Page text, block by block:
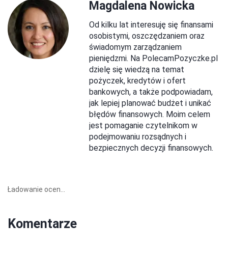
Magdalena Nowicka
Od kilku lat interesuję się finansami
osobistymi, oszczędzaniem oraz
świadomym zarządzaniem
pieniędzmi. Na PolecamPozyczke.pl
dzielę się wiedzą na temat
pożyczek, kredytów i ofert
bankowych, a także podpowiadam,
jak lepiej planować budżet i unikać
błędów finansowych. Moim celem
jest pomaganie czytelnikom w
podejmowaniu rozsądnych i
bezpiecznych decyzji finansowych.
Ładowanie ocen...
Komentarze